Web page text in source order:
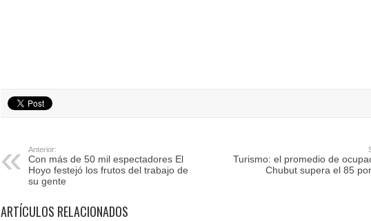
Anterior:
Con más de 50 mil espectadores El
Hoyo festejó los frutos del trabajo de
su gente
Turismo: el promedio de
Chubut supera el 85
ARTÍCULOS RELACIONADOS